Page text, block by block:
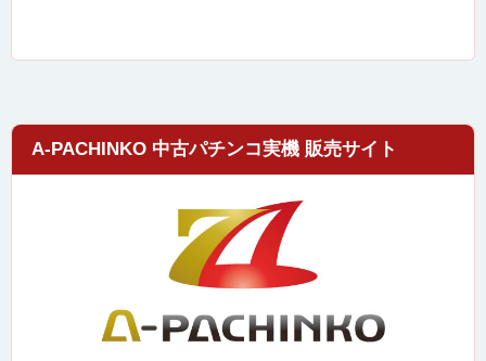
A-PACHINKO 中古パチンコ実機 販売サイト